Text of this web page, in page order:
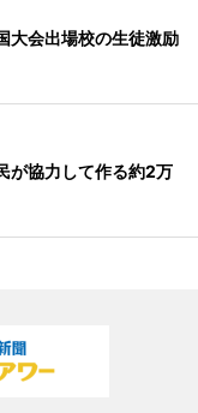
大会出場校の生徒激励
が協力して作る約2万